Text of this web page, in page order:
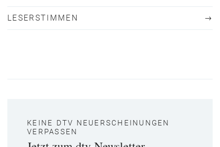
LESERSTIMMEN
KEINE DTV NEUERSCHEINUNGEN
VERPASSEN